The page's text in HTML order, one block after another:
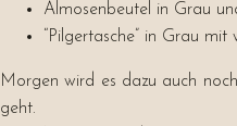
Almosenbeutel in Grau
“Pilgertasche” in Grau
Morgen wird es dazu auch
geht.